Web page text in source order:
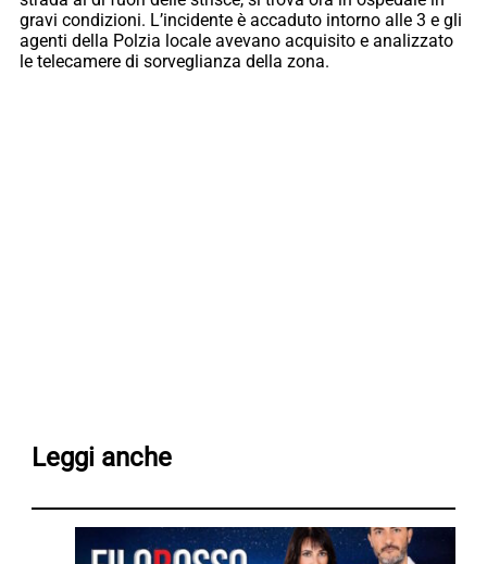
gravi condizioni. L’incidente è accaduto intorno alle 3 e gli
agenti della Polzia locale avevano acquisito e analizzato
le telecamere di sorveglianza della zona.
Leggi anche